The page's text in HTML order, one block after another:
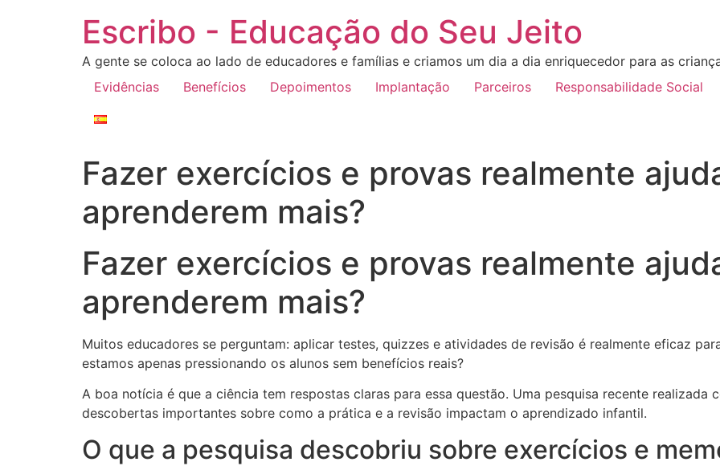
Escribo - Educação do Seu Jeito
A gente se coloca ao lado de educadores e famílias e criamos um dia a dia enriquecedor para as
Evidências
Benefícios Depoimentos Implantação Parceiros Responsabilidade Social
Fazer exercícios e provas realmente
aprenderem mais?
Fazer exercícios e provas realmente
aprenderem mais?
Muitos educadores se perguntam: aplicar testes, quizzes e atividades de revisão é realmente eficaz
estamos apenas pressionando os alunos sem benefícios reais?
A boa notícia é que a ciência tem respostas claras para essa questão. Uma pesquisa recente realizada
descobertas importantes sobre como a prática e a revisão impactam o aprendizado infantil.
O que a pesquisa descobriu sobre exercícios e